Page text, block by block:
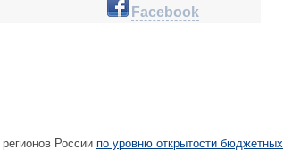
Facebook
России по уровню открытости бюджетных